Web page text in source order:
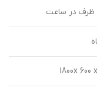
1800x 600